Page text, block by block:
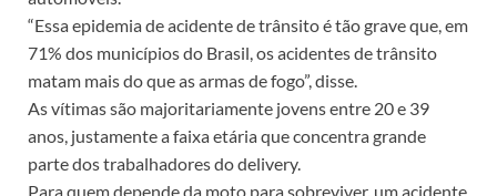
“Essa epidemia de acidente de trânsito é tão grave que, em
71% dos municípios do Brasil, os acidentes de trânsito
matam mais do que as armas de fogo”, disse.
As vítimas são majoritariamente jovens entre 20 e 39
anos, justamente a faixa etária que concentra grande
parte dos trabalhadores do delivery.
Para quem depende da moto para sobreviver, um acidente